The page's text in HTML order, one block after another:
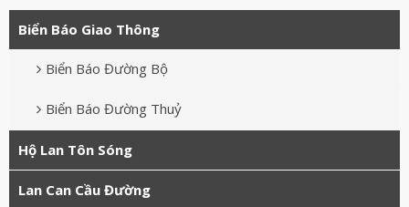
Biển Báo Giao Thông
Biển Báo Đường Bộ
Biển Báo Đường Thuỷ
Hộ Lan Tôn Sóng
Lan Can Cầu Đường